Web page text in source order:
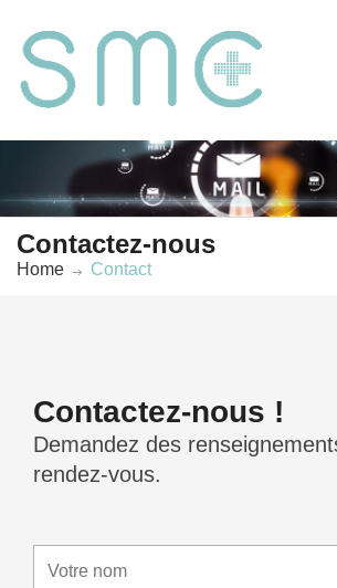
Contactez-nous
Home Contact
Contactez-nous !
Demandez des
rendez-vous.